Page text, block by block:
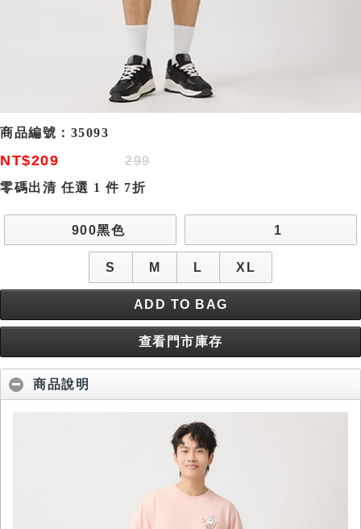
商品編號： 35093
NT$209
299
零碼出清 任選 1 件 7折
900黑色 1
S M L XL
ADD TO BAG
查看門市庫存
商品說明